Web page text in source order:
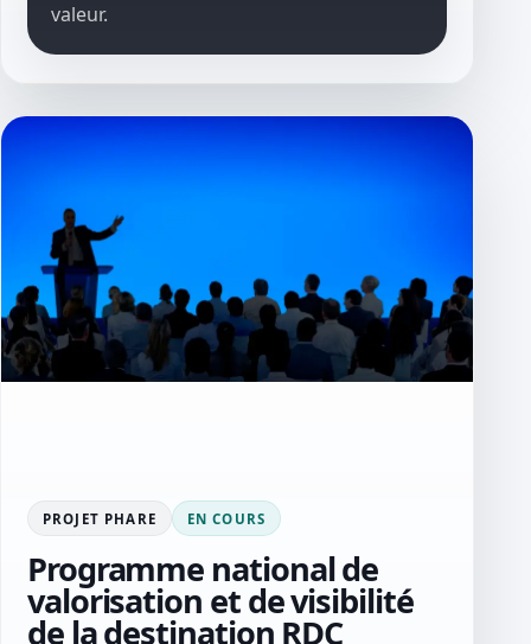
valeur.
PROJET PHARE EN COURS
Programme national de
valorisation et de visibilité
de la destination RDC